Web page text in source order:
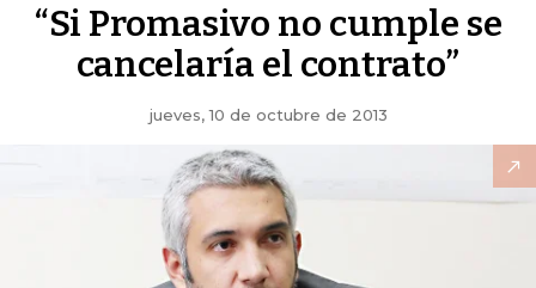
“Si Promasivo no cumple se
cancelaría el contrato”
jueves, 10 de octubre de 2013